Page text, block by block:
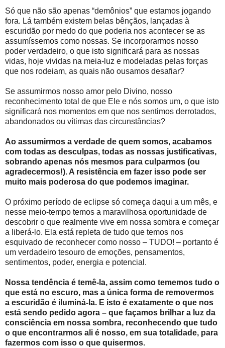
Só que não são apenas “demônios” que estamos jogando
fora. Lá também existem belas bênçãos, lançadas à
escuridão por medo do que poderia nos acontecer se as
assumíssemos como nossas. Se incorporarmos nosso
poder verdadeiro, o que isto significará para as nossas
vidas, hoje vividas na meia-luz e modeladas pelas forças
que nos rodeiam, as quais não ousamos desafiar?
Se assumirmos nosso amor pelo Divino, nosso
reconhecimento total de que Ele e nós somos um, o que isto
significará nos momentos em que nos sentimos derrotados,
abandonados ou vítimas das circunstâncias?
Ao assumirmos a verdade de quem somos, acabamos
com todas as desculpas, todas as nossas justificativas,
sobrando apenas nós mesmos para culparmos (ou
agradecermos!). A resistência em fazer isso pode ser
muito mais poderosa do que podemos imaginar.
O próximo período de eclipse só começa daqui a um mês, e
nesse meio-tempo temos a maravilhosa oportunidade de
descobrir o que realmente vive em nossa sombra e começar
a liberá-lo. Ela está repleta de tudo que temos nos
esquivado de reconhecer como nosso – TUDO! – portanto é
um verdadeiro tesouro de emoções, pensamentos,
sentimentos, poder, energia e potencial.
Nossa tendência é temê-la, assim como tememos tudo o
que está no escuro, mas a única forma de removermos
a escuridão é iluminá-la. E isto é exatamente o que nos
está sendo pedido agora – que façamos brilhar a luz da
consciência em nossa sombra, reconhecendo que tudo
o que encontrarmos ali é nosso, em sua totalidade, para
fazermos com isso o que quisermos.